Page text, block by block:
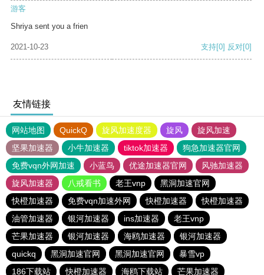
游客
Shriya sent you a frien
2021-10-23 支持[0] 反对[0]
友情链接
网站地图 QuickQ 旋风加速度器 旋风
旋风加速
坚果加速器
小牛加速器 tiktok加速器
狗急加速器官网
免费vqn外网加速
小蓝鸟 优途加速器官网
风驰加速器
旋风加速器
八戒看书 老王vnp
黑洞加速官网
快橙加速器
免费vqn加速外网 快橙加速器
快橙加速器
油管加速器
银河加速器 ins加速器
老王vnp
芒果加速器
银河加速器 海鸥加速器
银河加速器
quickq
黑洞加速官网 黑洞加速官网
暴雪vp
186下载站
快橙加速器 海鸥下载站 芒果加速器